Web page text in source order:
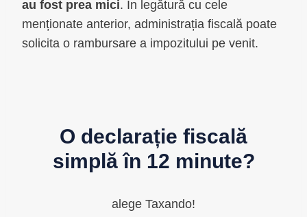
au fost prea mici. În legătură cu cele
menționate anterior, administrația fiscală poate
solicita o rambursare a impozitului pe venit.
O declarație fiscală
simplă în 12 minute?
alege Taxando!